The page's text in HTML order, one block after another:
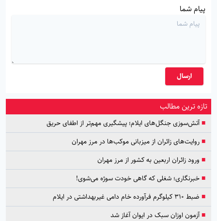
پیام شما
ارسال
تازه ترین مطالب
■آتش‌سوزی جنگل‌های ایلام؛ پیشگیری مهم‌تر از اطفای حریق
■روایت‌های زائران از میزبانی موکب‌ها در مرز مهران
■ ورود زائران اربعین به کشور از مرز مهران
■خبرنگاری؛ شغلی که گاهی خودت سوژه می‌شوی!
■ ضبط ۳۱۰ کیلوگرم فرآورده خام دامی غیربهداشتی در ایلام
■آزمون اوزان سبک در ایوان آغاز شد